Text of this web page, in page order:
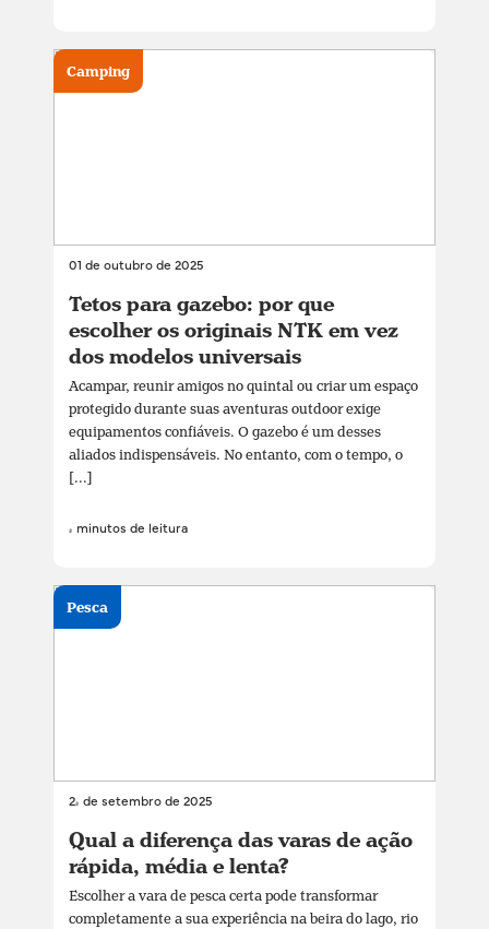
01 de outubro de 2025
Tetos para gazebo: por que
escolher os originais NTK em vez
dos modelos universais
Acampar, reunir amigos no quintal ou criar um espaço
protegido durante suas aventuras outdoor exige
equipamentos confiáveis. O gazebo é um desses
aliados indispensáveis. No entanto, com o tempo, o
[...]
4 minutos de leitura
Camping
24 de setembro de 2025
Qual a diferença das varas de ação
rápida, média e lenta?
Escolher a vara de pesca certa pode transformar
completamente a sua experiência na beira do lago, rio
Pesca